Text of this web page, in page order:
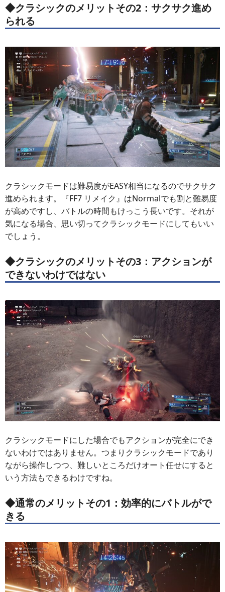
◆クラシックのメリットその2：サクサク進め
られる
クラシックモードは難易度がEASY相当になるのでサクサク
進められます。『FF7 リメイク』はNormalでも割と難易度
が高めですし、バトルの時間もけっこう長いです。それが
気になる場合、思い切ってクラシックモードにしてもいい
でしょう。
◆クラシックのメリットその3：アクションが
できないわけではない
クラシックモードにした場合でもアクションが完全にでき
ないわけではありません。つまりクラシックモードであり
ながら操作しつつ、難しいところだけオート任せにすると
いう方法もできるわけですね。
◆通常のメリットその1：効率的にバトルがで
きる